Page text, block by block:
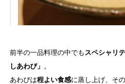
前半の一品料理の中でも スペシャリテ
しあわび」 。
あわびは程よい食感に蒸し上げ、その